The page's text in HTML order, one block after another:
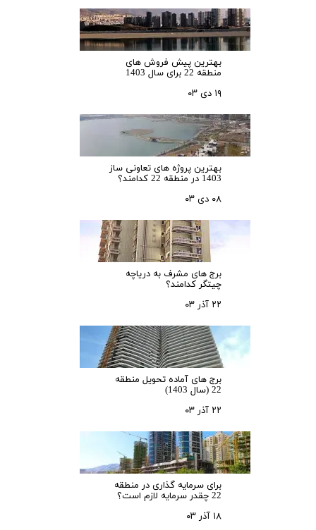
بهترین پیش فروش های
منطقه 22 برای سال 1403
۱۹ دی ۰۳
بهترین پروژه های تعاونی ساز
1403 در منطقه 22 کدامند؟
۰۸ دی ۰۳
برج های مشرف به دریاچه
چیتگر کدامند؟
۲۲ آذر ۰۳
برج های آماده تحویل منطقه
22 (سال 1403)
۲۲ آذر ۰۳
برای سرمایه‌ گذاری در منطقه
22 چقدر سرمایه لازم است؟
۱۸ آذر ۰۳